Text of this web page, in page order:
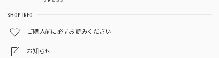
SHOP INFO
ご購入前に必ずお読みください
お知らせ